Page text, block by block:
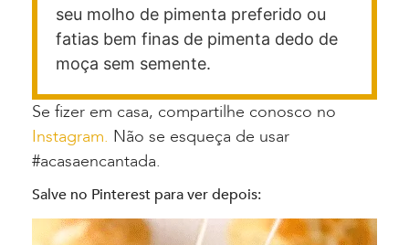
seu molho de pimenta preferido ou
fatias bem finas de pimenta dedo de
moça sem semente.
Se fizer em casa, compartilhe conosco no
Instagram. Não se esqueça de usar
#acasaencantada.
Salve no Pinterest para ver depois: